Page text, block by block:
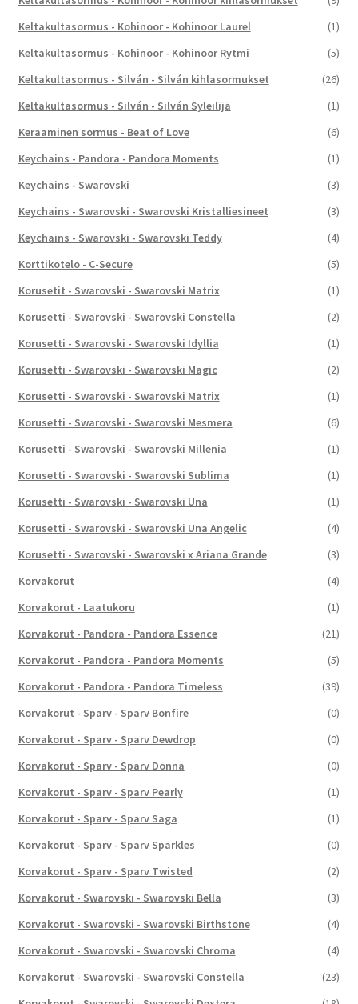
Keltakultasormus - Kohinoor - Kohinoor Laurel
(1)
Keltakultasormus - Kohinoor - Kohinoor Rytmi
(5)
Keltakultasormus - Silván - Silván kihlasormukset
(26)
Keltakultasormus - Silván - Silván Syleilijä
(1)
Keraaminen sormus - Beat of Love
(6)
Keychains - Pandora - Pandora Moments
(1)
Keychains - Swarovski
(3)
Keychains - Swarovski - Swarovski Kristalliesineet
(3)
Keychains - Swarovski - Swarovski Teddy
(4)
Korttikotelo - C-Secure
(5)
Korusetit - Swarovski - Swarovski Matrix
(1)
Korusetti - Swarovski - Swarovski Constella
(2)
Korusetti - Swarovski - Swarovski Idyllia
(1)
Korusetti - Swarovski - Swarovski Magic
(2)
Korusetti - Swarovski - Swarovski Matrix
(1)
Korusetti - Swarovski - Swarovski Mesmera
(6)
Korusetti - Swarovski - Swarovski Millenia
(1)
Korusetti - Swarovski - Swarovski Sublima
(1)
Korusetti - Swarovski - Swarovski Una
(1)
Korusetti - Swarovski - Swarovski Una Angelic
(4)
Korusetti - Swarovski - Swarovski x Ariana Grande
(3)
Korvakorut
(4)
Korvakorut - Laatukoru
(1)
Korvakorut - Pandora - Pandora Essence
(21)
Korvakorut - Pandora - Pandora Moments
(5)
Korvakorut - Pandora - Pandora Timeless
(39)
Korvakorut - Sparv - Sparv Bonfire
(0)
Korvakorut - Sparv - Sparv Dewdrop
(0)
Korvakorut - Sparv - Sparv Donna
(0)
Korvakorut - Sparv - Sparv Pearly
(1)
Korvakorut - Sparv - Sparv Saga
(1)
Korvakorut - Sparv - Sparv Sparkles
(0)
Korvakorut - Sparv - Sparv Twisted
(2)
Korvakorut - Swarovski - Swarovski Bella
(3)
Korvakorut - Swarovski - Swarovski Birthstone
(4)
Korvakorut - Swarovski - Swarovski Chroma
(4)
Korvakorut - Swarovski - Swarovski Constella
(23)